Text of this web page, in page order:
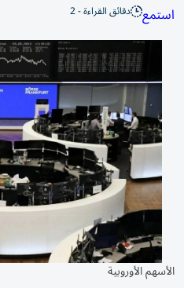
استمع دقائق القراءة - 2
الأسهم الأوروبية